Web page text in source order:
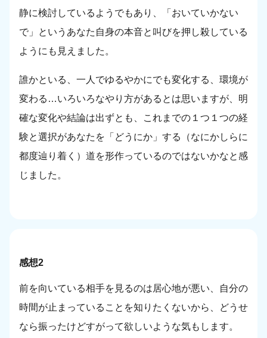
静に検討しているようでもあり、「おいていかない
で」というあなた自身の本音と叫びを押し殺している
ようにも見えました。
誰かといる、一人でゆるやかにでも変化する、環境が
変わる…いろいろなやり方があるとは思いますが、明
確な変化や結論は出ずとも、これまでの１つ１つの経
験と選択があなたを「どうにか」する（なにかしらに
都度辿り着く）道を形作っているのではないかなと感
じました。
感想2
前を向いている相手を見るのは居心地が悪い、自分の
時間が止まっていることを知りたくないから、どうせ
なら振ったけどすがって欲しいような気もします。